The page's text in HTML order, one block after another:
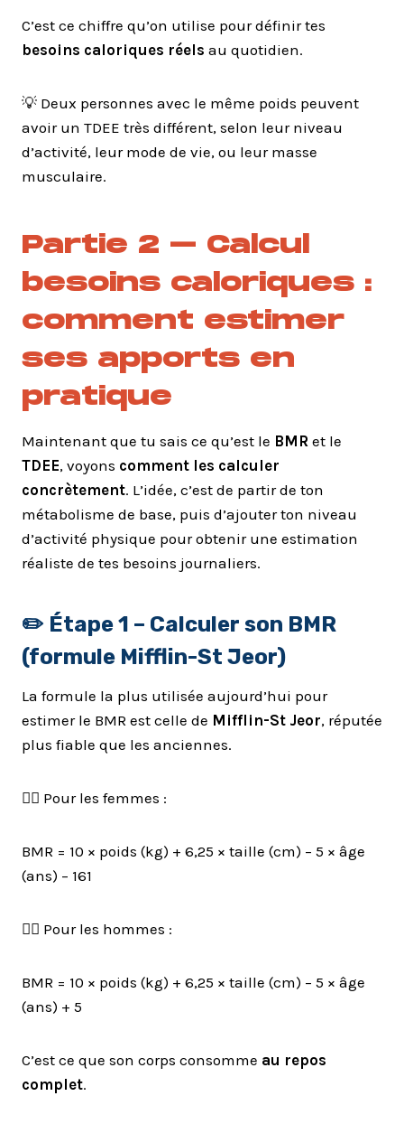
C’est ce chiffre qu’on utilise pour définir tes
besoins caloriques réels au quotidien.
💡 Deux personnes avec le même poids peuvent
avoir un TDEE très différent, selon leur niveau
d’activité, leur mode de vie, ou leur masse
musculaire.
Partie 2 – Calcul
besoins caloriques :
comment estimer
ses apports en
pratique
Maintenant que tu sais ce qu’est le BMR et le
TDEE, voyons comment les calculer
concrètement. L’idée, c’est de partir de ton
métabolisme de base, puis d’ajouter ton niveau
d’activité physique pour obtenir une estimation
réaliste de tes besoins journaliers.
✏️ Étape 1 – Calculer son BMR
(formule Mifflin-St Jeor)
La formule la plus utilisée aujourd’hui pour
estimer le BMR est celle de Mifflin-St Jeor, réputée
plus fiable que les anciennes.
🧑‍⚕️ Pour les femmes :
BMR = 10 × poids (kg) + 6,25 × taille (cm) – 5 × âge
(ans) – 161
👨‍⚕️ Pour les hommes :
BMR = 10 × poids (kg) + 6,25 × taille (cm) – 5 × âge
(ans) + 5
C’est ce que son corps consomme au repos
complet.